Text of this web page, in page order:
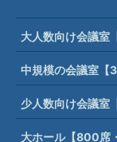
大人数向け会議室
中規模の会議室【
少人数向け会議室
大ホール【800席